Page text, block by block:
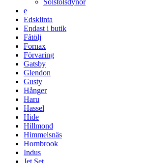
Solstolsdynor
e
Edsklinta
Endast i butik
Fåtölj
Fornax
Förvaring
Gatsby
Glendon
Gusty
Hånger
Haru
Hassel
Hide
Hillmond
Himmelsnäs
Hornbrook
Indus
Jet Set